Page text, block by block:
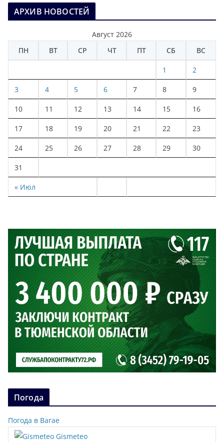
АРХИВ НОВОСТЕЙ
Август 2026
ПН
ВТ СР ЧТ ПТ СБ ВС
« Июл
1 2
3 4 5 6 7 8 9
10 11 12 13 14 15 16
17 18 19 20 21 22 23
24 25 26 27 28 29 30
31
Погода
Погода в Вагае
Gismeteo